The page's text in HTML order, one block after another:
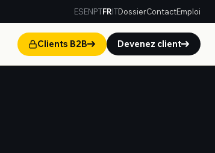
ESENPTFRITDossierContactEmploi
Clients B2B Devenez client